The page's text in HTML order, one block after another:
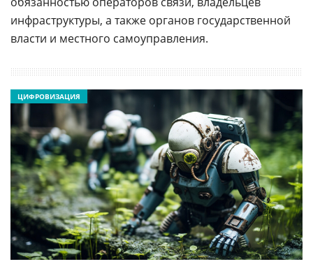
инфраструктуры, а также органов государственной
власти и местного самоуправления.
ЦИФРОВИЗАЦИЯ